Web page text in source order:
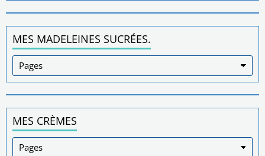
MES MADELEINES SUCRÉES.
MES CRÈMES